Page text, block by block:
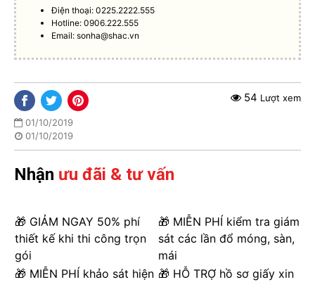
Điện thoại: 0225.2222.555
Hotline: 0906.222.555
Email:sonha@shac.vn
01/10/2019
01/10/2019
54 Lượt xem
Nhận ưu đãi & tư vấn
🎁 GIẢM NGAY 50% phí
thiết kế khi thi công trọn
gói
🎁 MIỄN PHÍ kiểm tra giám
sát các lần đổ móng, sàn,
mái
🎁 MIỄN PHÍ khảo sát hiện 🎁 HỖ TRỢ hồ sơ giấy xin